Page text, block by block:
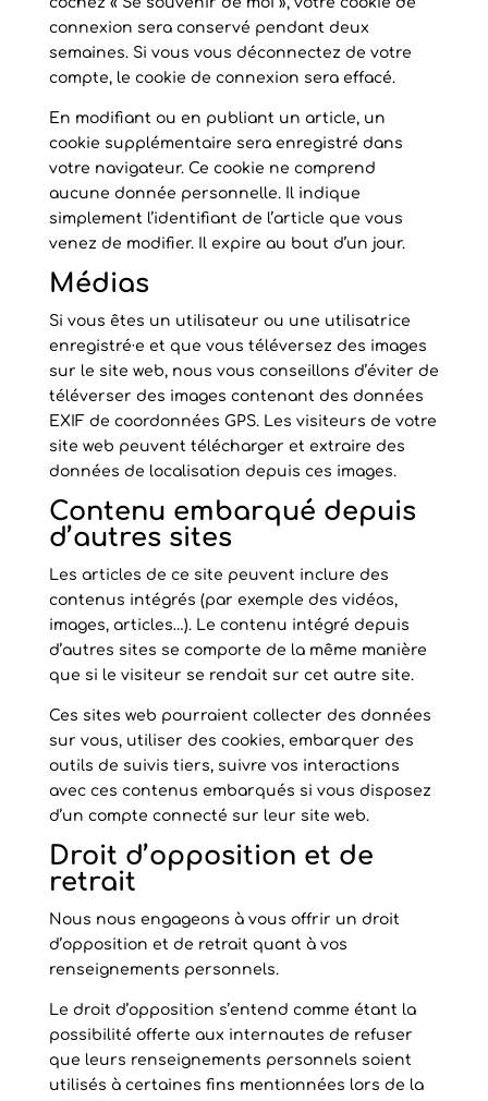
connexion sera conservé pendant deux
semaines. Si vous vous déconnectez de votre
compte, le cookie de connexion sera effacé.
En modifiant ou en publiant un article, un
cookie supplémentaire sera enregistré dans
votre navigateur. Ce cookie ne comprend
aucune donnée personnelle. Il indique
simplement l’identifiant de l’article que vous
venez de modifier. Il expire au bout d’un jour.
Médias
Si vous êtes un utilisateur ou une utilisatrice
enregistré·e et que vous téléversez des images
sur le site web, nous vous conseillons d’éviter de
téléverser des images contenant des données
EXIF de coordonnées GPS. Les visiteurs de votre
site web peuvent télécharger et extraire des
données de localisation depuis ces images.
Contenu embarqué depuis
d’autres sites
Les articles de ce site peuvent inclure des
contenus intégrés (par exemple des vidéos,
images, articles…). Le contenu intégré depuis
d’autres sites se comporte de la même manière
que si le visiteur se rendait sur cet autre site.
Ces sites web pourraient collecter des données
sur vous, utiliser des cookies, embarquer des
outils de suivis tiers, suivre vos interactions
avec ces contenus embarqués si vous disposez
d’un compte connecté sur leur site web.
Droit d’opposition et de
retrait
Nous nous engageons à vous offrir un droit
d’opposition et de retrait quant à vos
renseignements personnels.
Le droit d’opposition s’entend comme étant la
possibilité offerte aux internautes de refuser
que leurs renseignements personnels soient
utilisés à certaines fins mentionnées lors de la